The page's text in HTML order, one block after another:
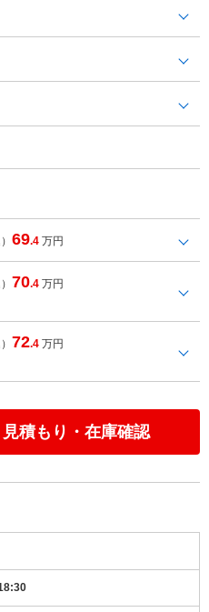
69.4 万円
70.4 万円
72.4 万円
見積もり・在庫確認